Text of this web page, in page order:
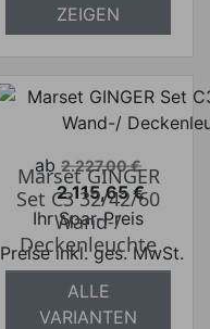
ZEIGEN
Verkaufspreis
ab 2.227,00 €
Preis
2.115,65 €
Ihr Spar-Preis
Preise inkl. ges. MwSt.
absolut
versandkostenfrei
Marset GINGER
Set C3 32/42/60
Wand-/
Deckenleuchte
ALLE
VARIANTEN